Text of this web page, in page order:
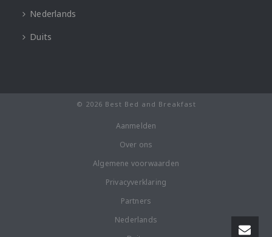
Nederlands
Duits
© 2026 Best Bed and Breakfast
Aanmelden
Over ons
Algemene voorwaarden
Privacyverklaring
Partners
Nederlands